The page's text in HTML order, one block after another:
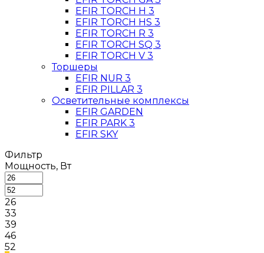
EFIR TORCH H 3
EFIR TORCH HS 3
EFIR TORCH R 3
EFIR TORCH SQ 3
EFIR TORCH V 3
Торшеры
EFIR NUR 3
EFIR PILLAR 3
Осветительные комплексы
EFIR GARDEN
EFIR PARK 3
EFIR SKY
Фильтр
Мощность, Вт
26
33
39
46
52